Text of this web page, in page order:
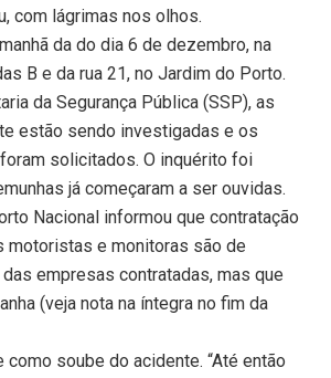
com lágrimas nos olhos.
da do dia 6 de dezembro, na
B e da rua 21, no Jardim do Porto.
da Segurança Pública (SSP), as
estão sendo investigadas e os
solicitados. O inquérito foi
já começaram a ser ouvidas.
Nacional informou que contratação
motoristas e monitoras são de
empresas contratadas, mas que
(veja nota na íntegra no fim da
soube do acidente. “Até então